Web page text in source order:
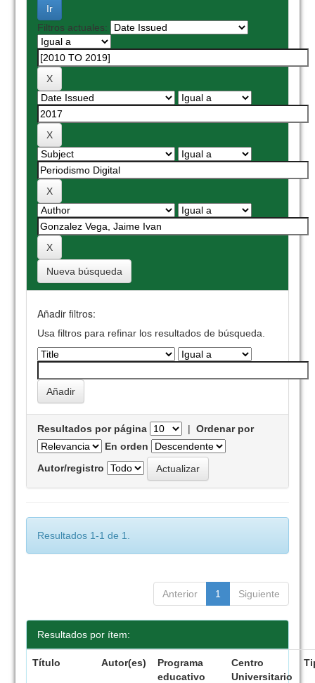
Filtros actuales:
Nueva búsqueda
Añadir filtros:
Usa filtros para refinar los resultados de búsqueda.
Resultados por página |Ordenar por
En orden
Autor/registro
Resultados 1-1 de 1.
Anterior 1 Siguiente
Resultados por ítem:
Título Autor(es)
Programa
educativo
Centro
Universitario